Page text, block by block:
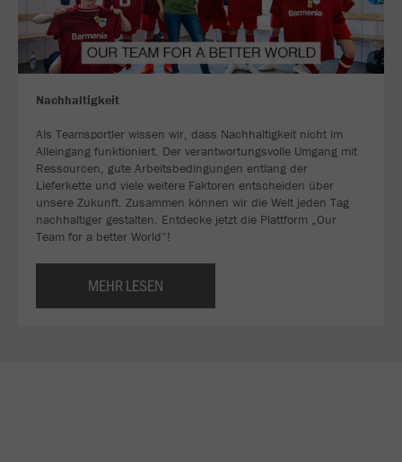
Nachhaltigkeit
Als Teamsportler wissen wir, dass Nachhaltigkeit nicht im
Alleingang funktioniert. Der verantwortungsvolle Umgang mit
Ressourcen, gute Arbeitsbedingungen entlang der
Lieferkette und viele weitere Faktoren entscheiden über
unsere Zukunft. Zusammen können wir die Welt jeden Tag
nachhaltiger gestalten. Entdecke jetzt die Plattform „Our
Team for a better World“!
MEHR LESEN